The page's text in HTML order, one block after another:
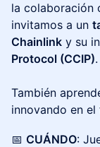
la colaboración
invitamos a un
Chainlink y su
Protocol (CCIP)
También
innovando en
​📅 CUÁNDO: